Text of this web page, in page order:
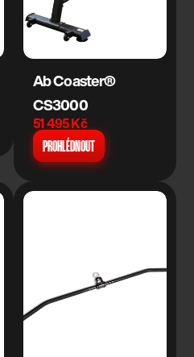
Ab Coaster®
CS3000
51 495 Kč
PROHLÉDNOUT